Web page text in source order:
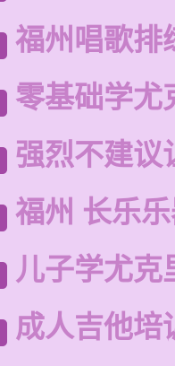
福州唱歌排
零基础学尤
强烈不建议
福州 长乐
儿子学尤克
成人吉他培